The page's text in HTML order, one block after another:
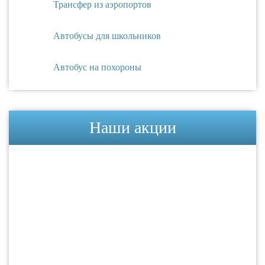
Трансфер из аэропортов
Автобусы для школьников
Автобус на похороны
Наши акции